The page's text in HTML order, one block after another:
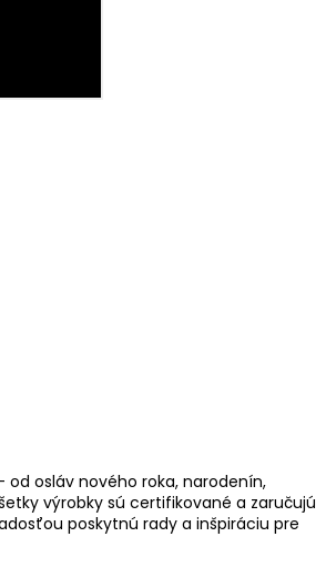
osláv nového roka, narodenín,
výrobky sú certifikované a zaručujú
poskytnú rady a inšpiráciu pre